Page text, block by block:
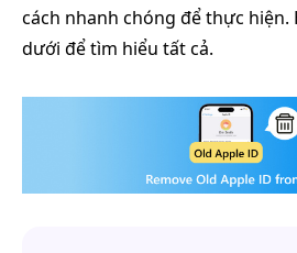
cách nhanh chóng để thực hiện.
dưới để tìm hiểu tất cả.